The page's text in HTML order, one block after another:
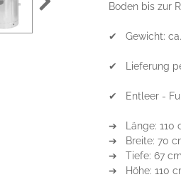
Boden bis zur
✔ Gewicht:
✔ Lieferung
✔ Entleer -
➔ Länge: 110
➔ Breite: 70
➔ Tiefe: 67 cm
➔ Höhe: 110